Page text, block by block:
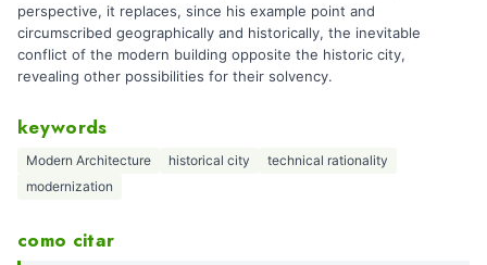
perspective, it replaces, since his example point and
circumscribed geographically and historically, the inevitable
conflict of the modern building opposite the historic city,
revealing other possibilities for their solvency.
keywords
Modern Architecture historical city
technical rationality
modernization
como citar